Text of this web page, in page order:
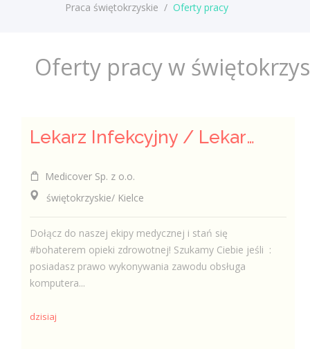
Praca świętokrzyskie / Oferty pracy
Oferty pracy w
Lekarz Infekcyjny / Lekarka Infekcyjna
Medicover Sp. z o.o.
świętokrzyskie/ Kielce
Dołącz do naszej ekipy medycznej i stań się
#bohaterem opieki zdrowotnej! Szukamy Ciebie jeśli ​ :
posiadasz prawo wykonywania zawodu obsługa
komputera...
dzisiaj